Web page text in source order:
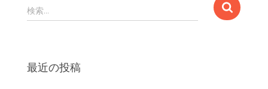
検
索
検索…
最近の投稿